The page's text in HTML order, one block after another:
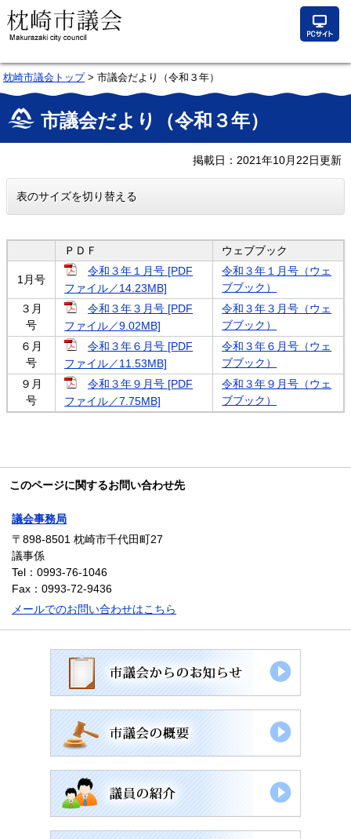
ー
ジ
先
頭
で
す。
ニ
ュ
を
飛
ば
て
枕崎市議会トップ > 市議会だより（令和３年）
本
市議会だより（令和３年）
掲載日：2021年10月22日更新
表のサイズを切り替える
ＰＤＦ ウェブブック
1月号
令和３年１月号 [PDF
ファイル／14.23MB]
令和３年１月号（ウェ
ブブック）
３月
号
令和３年３月号 [PDF
ファイル／9.02MB]
令和３年３月号（ウェ
ブブック）
６月
号
令和３年６月号 [PDF
ファイル／11.53MB]
令和３年６月号（ウェ
ブブック）
９月
号
令和３年９月号 [PDF
ファイル／7.75MB]
令和３年９月号（ウェ
ブブック）
このページに関するお問い合わせ先
議会事務局
〒898-8501 枕崎市千代田町27
議事係
Tel：0993-76-1046
Fax：0993-72-9436
メールでのお問い合わせはこちら